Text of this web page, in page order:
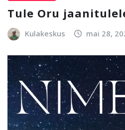
Tule Oru
Kulakeskus mai 28,